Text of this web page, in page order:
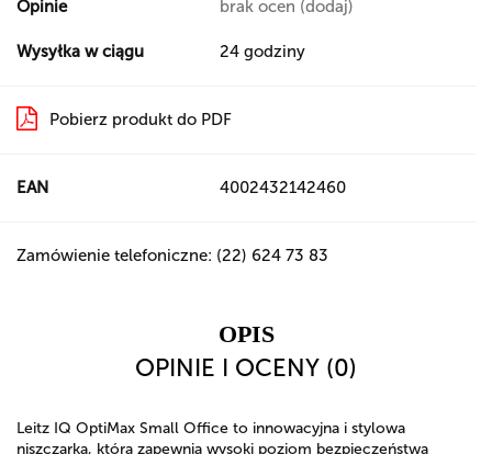
Opinie brak ocen (dodaj)
Wysyłka w ciągu 24 godziny
Pobierz produkt do PDF
EAN 4002432142460
Zamówienie telefoniczne: (22) 624 73 83
OPIS
OPINIE I OCENY (0)
Leitz IQ OptiMax Small Office to innowacyjna i stylowa
niszczarka, która zapewnia wysoki poziom bezpieczeństwa